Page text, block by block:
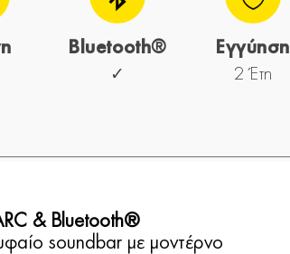
Bluetooth®
✓
Εγγύηση
2 Έτη
& Bluetooth®
soundbar με μοντέρνο